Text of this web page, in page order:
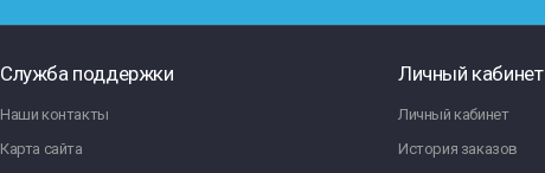
Служба поддержки
Наши контакты
Карта сайта
Личный кабинет
Личный кабинет
История заказов